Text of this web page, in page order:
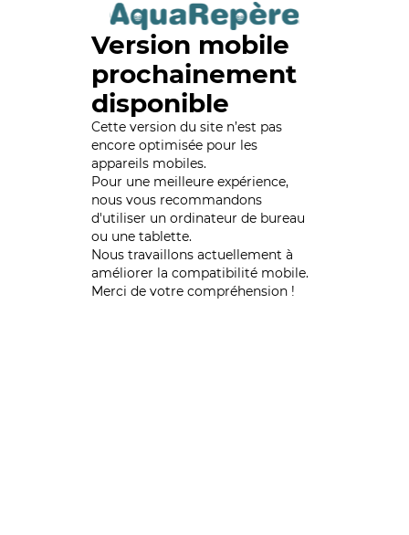
Version mobile
prochainement
disponible
Cette version du site n’est pas
encore optimisée pour les
appareils mobiles.
Pour une meilleure expérience,
nous vous recommandons
d'utiliser un ordinateur de bureau
ou une tablette.
Nous travaillons actuellement à
améliorer la compatibilité mobile.
Merci de votre compréhension !